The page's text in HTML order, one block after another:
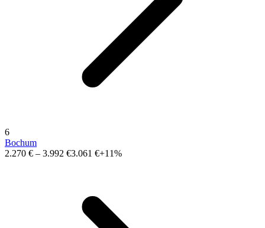
6
Bochum
2.270 € – 3.992 €3.061 €+11%